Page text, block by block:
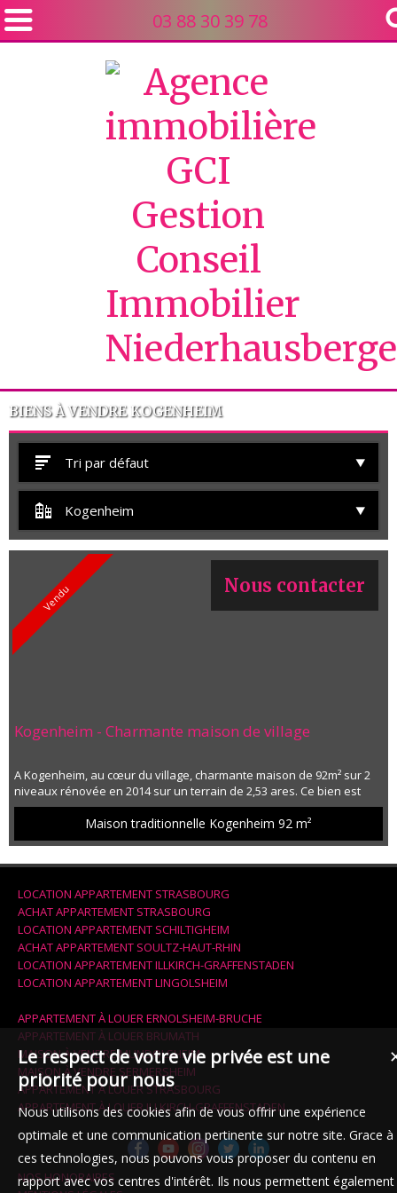
03 88 30 39 78
BIENS À VENDRE KOGENHEIM
Tri par défaut
Kogenheim
Vendu
Kogenheim - Charmante maison de village
A Kogenheim, au cœur du village, charmante maison de 92m² sur 2
niveaux rénovée en 2014 sur un terrain de 2,53 ares. Ce bien est
composé, au rez-de-chaussée, d'une vaste pièce de vie avec
salon/séjour et cuisine meublée et équipée, une salle de bains
avec douche, baignoire, meuble vasque et WC, un cellier. A l'étage,
trappe ...
Maison traditionnelle Kogenheim 92 m²
Nous contacter
LOCATION APPARTEMENT STRASBOURG
ACHAT APPARTEMENT STRASBOURG
LOCATION APPARTEMENT SCHILTIGHEIM
ACHAT APPARTEMENT SOULTZ-HAUT-RHIN
LOCATION APPARTEMENT ILLKIRCH-GRAFFENSTADEN
LOCATION APPARTEMENT LINGOLSHEIM
APPARTEMENT À LOUER ERNOLSHEIM-BRUCHE
APPARTEMENT À LOUER BRUMATH
MAISON À VENDRE MUNDOLSHEIM
MAISON À VENDRE SERMERSHEIM
APPARTEMENT À LOUER STRASBOURG
APPARTEMENT À LOUER ILLKIRCH-GRAFFENSTADEN
NOS HONORAIRES
Le respect de votre vie privée est une
priorité pour nous
Nous utilisons des cookies afin de vous offrir une expérience
optimale et une communication pertinente sur notre site. Grace à
ces technologies, nous pouvons vous proposer du contenu en
rapport avec vos centres d'intérêt. Ils nous permettent également